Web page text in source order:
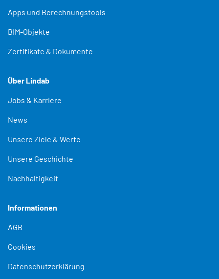
Apps und Berechnungstools
BIM-Objekte
Zertifikate & Dokumente
Über Lindab
Jobs & Karriere
News
Unsere Ziele & Werte
Unsere Geschichte
Nachhaltigkeit
Informationen
AGB
Cookies
Datenschutzerklärung